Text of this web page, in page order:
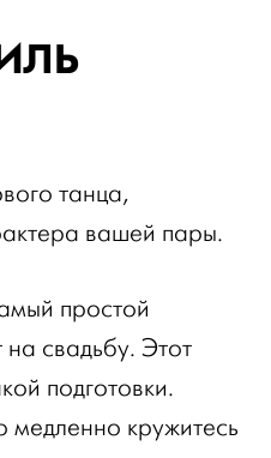
танца,
вашей пары.
простой
свадьбу. Этот
подготовки.
медленно кружитесь